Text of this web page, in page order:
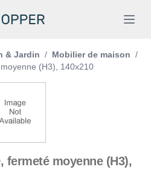
& Jardin / Mobilier de maison /
(H3), 140x210
fermeté moyenne (H3),